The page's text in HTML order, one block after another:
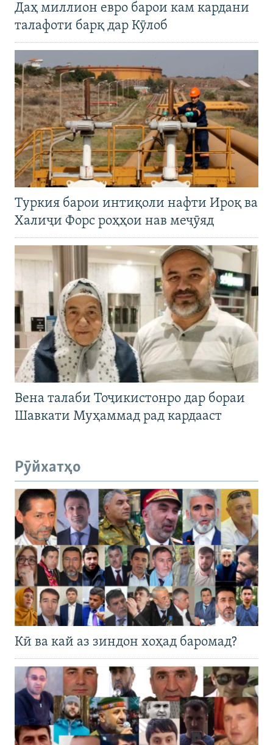
Даҳ миллион евро барои кам кардани
талафоти барқ дар Кӯлоб
Туркия барои интиқоли нафти Ироқ ва
Халиҷи Форс роҳҳои нав меҷӯяд
Вена талаби Тоҷикистонро дар бораи
Шавкати Муҳаммад рад кардааст
Рӯйхатҳо
Кӣ ва кай аз зиндон хоҳад баромад?